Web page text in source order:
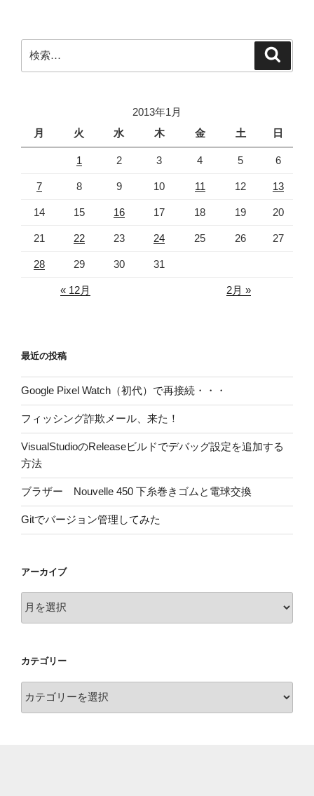
ン
索:
2013年1月
月
火 水 木 金 土 日
1 2 3 4 5 6
7 8 9 10 11 12 13
14 15 16 17 18 19 20
21 22 23 24 25 26 27
28 29 30 31
« 12月 2月 »
最近の投稿
Google Pixel Watch（初代）で再接続・・・
フィッシング詐欺メール、来た！
VisualStudioのReleaseビルドでデバッグ設定を追加する
方法
ブラザー Nouvelle 450 下糸巻きゴムと電球交換
Gitでバージョン管理してみた
アーカイブ
ー
ブ
カテゴリー
テ